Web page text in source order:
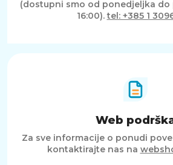
(dostupni smo od ponedjeljka do
16:00).tel: +385 1
Web
Za sve informacije o ponudi
kontaktirajte nas na